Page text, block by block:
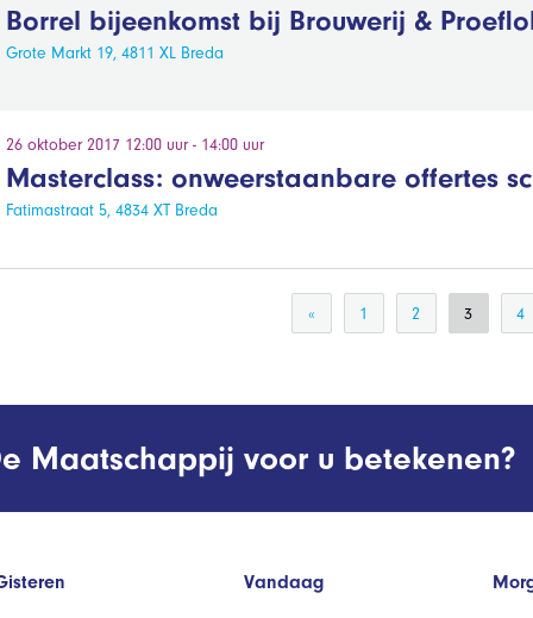
Borrel bijeenkomst bij Brouwerij &
Grote Markt 19, 4811 XL Breda
26 oktober 2017 12:00 uur - 14:00 uur
Masterclass: onweerstaanbare offertes
Fatimastraat 5, 4834 XT Breda
« 1 2 3 4
Maatschappij voor u betekenen?
Vandaag